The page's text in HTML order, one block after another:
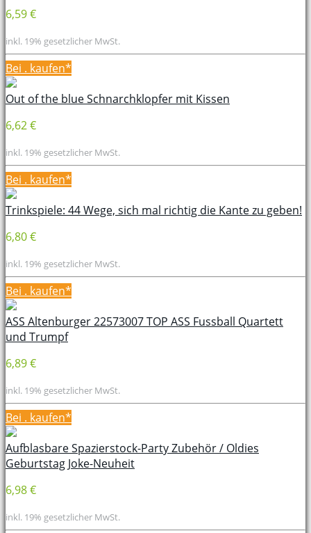
6,59 €
inkl. 19% gesetzlicher MwSt.
Bei . kaufen*
Out of the blue Schnarchklopfer mit Kissen
6,62 €
inkl. 19% gesetzlicher MwSt.
Bei . kaufen*
Trinkspiele: 44 Wege, sich mal richtig die Kante zu geben!
6,80 €
inkl. 19% gesetzlicher MwSt.
Bei . kaufen*
ASS Altenburger 22573007 TOP ASS Fussball Quartett
und Trumpf
6,89 €
inkl. 19% gesetzlicher MwSt.
Bei . kaufen*
Aufblasbare Spazierstock-Party Zubehör / Oldies
Geburtstag Joke-Neuheit
6,98 €
inkl. 19% gesetzlicher MwSt.